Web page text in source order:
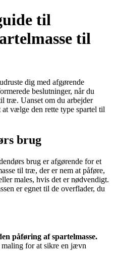
til
til
dig med afgørende
beslutninger, når du
træ. Uanset om du arbejder
vælge den rette type spartel til
brug
brug er afgørende for et
til træ, der er nem at påføre,
males, hvis det er nødvendigt.
er egnet til de overflader, du
påføring af spartelmasse.
maling for at sikre en jævn